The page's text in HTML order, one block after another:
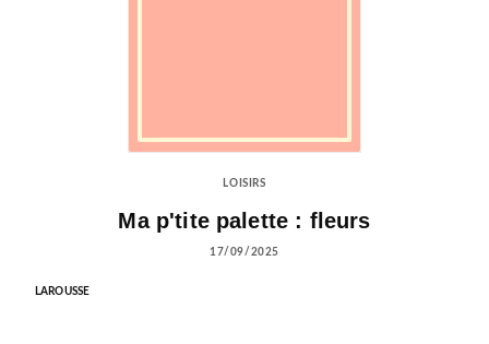
LOISIRS
Ma p'tite palette : fleurs
17/09/2025
LAROUSSE